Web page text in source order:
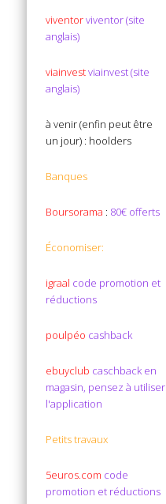
viventorviventor (site
anglais)
viainvestviainvest (site
anglais)
à venir (enfin peut être
un jour) : hoolders
Banques
Boursorama : 80€ offerts
Économiser:
igraal code promotion et
réductions
poulpéo cashback
ebuyclub caschback en
magasin, pensez à utiliser
l'application
Petits travaux
5euros.com code
promotion et réductions